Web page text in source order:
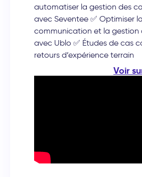
automatiser la gestion des
avec Seventee ✅ Optimiser la
communication et la gestion
avec Ublo ✅ Études de cas
retours d’expérience terrain
Voir